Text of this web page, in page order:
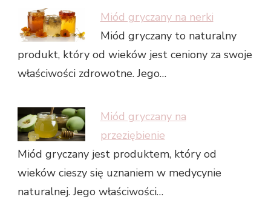
Miód gryczany na nerki
Miód gryczany to naturalny
produkt, który od wieków jest ceniony za swoje
właściwości zdrowotne. Jego…
Miód gryczany na
przeziębienie
Miód gryczany jest produktem, który od
wieków cieszy się uznaniem w medycynie
naturalnej. Jego właściwości…